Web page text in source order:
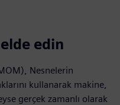
edin
Nesnelerin
kullanarak makine,
gerçek zamanlı olarak